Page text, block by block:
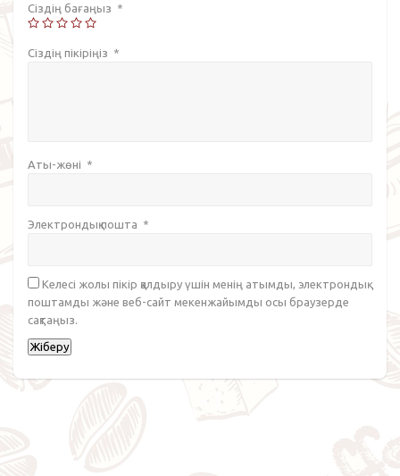
Сіздің бағаңыз *
Сіздің пікіріңіз *
Аты-жөні *
Электрондық пошта *
Келесі жолы пікір қалдыру үшін менің атымды, электрондық
поштамды және веб-сайт мекенжайымды осы браузерде
сақтаңыз.